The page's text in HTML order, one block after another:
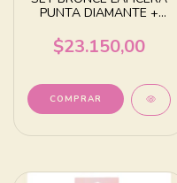
PUNTA DIAMANTE +
$23.150,00